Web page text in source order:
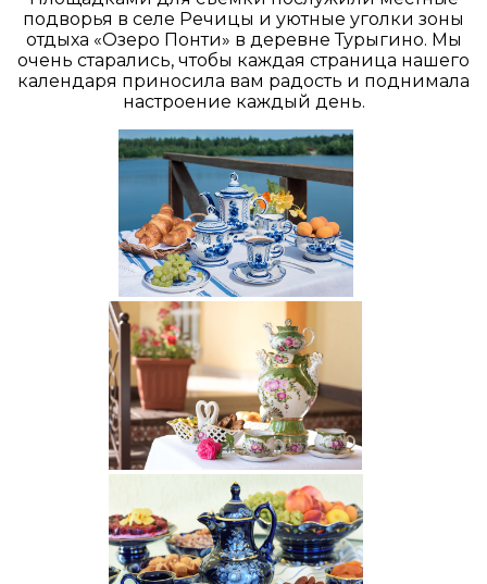
подворья в селе Речицы и уютные уголки зоны
отдыха «Озеро Понти» в деревне Турыгино. Мы
очень старались, чтобы каждая страница нашего
календаря приносила вам радость и поднимала
настроение каждый день.